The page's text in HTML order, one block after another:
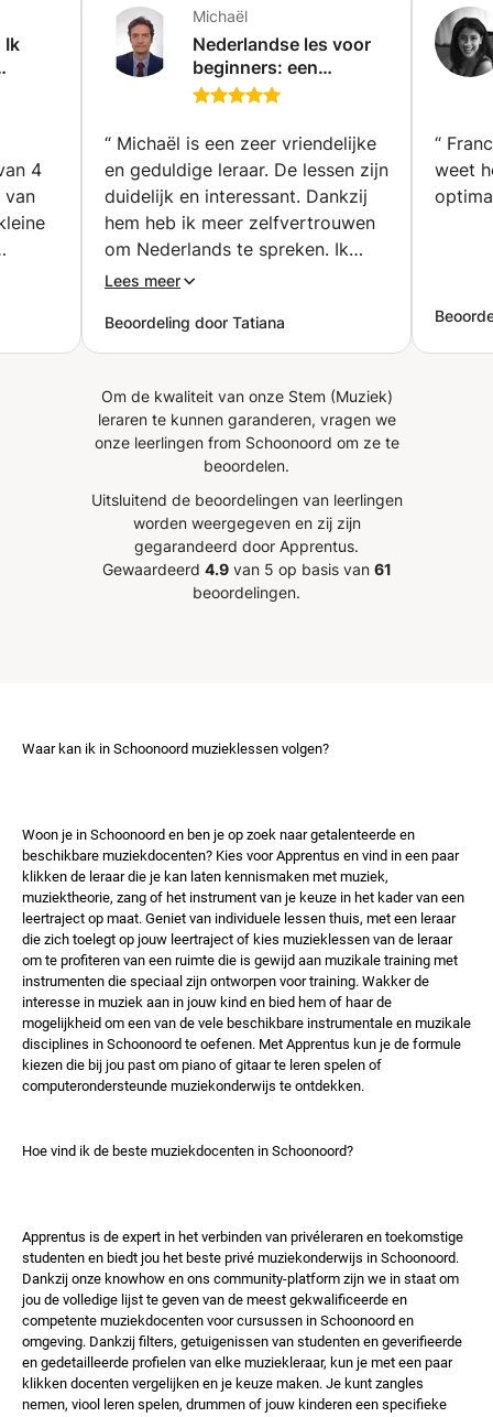
Ik
4
van
Michaël
Nederlandse les voor
beginners: een
eenvoudige en
(Ukkel)
“ Michaël is een zeer vriendelijke
en geduldige leraar. De lessen zijn
duidelijk en interessant. Dankzij
hem heb ik meer zelfvertrouwen
om Nederlands te spreken. Ik
raad zijn lessen zeker aan!
Lees meer
Beoordeling door Tatiana
“
weet
Om de kwaliteit van onze Stem (Muziek)
leraren te kunnen garanderen, vragen we
onze leerlingen from Schoonoord om ze te
beoordelen.
Uitsluitend de beoordelingen van leerlingen
worden weergegeven en zij zijn
gegarandeerd door Apprentus.
Gewaardeerd 4.9van 5 op basis van 61
beoordelingen.
Waar kan ik in Schoonoord muzieklessen volgen?
Woon je in Schoonoord en ben je op zoek naar getalenteerde en
beschikbare muziekdocenten? Kies voor Apprentus en vind in een paar
klikken de leraar die je kan laten kennismaken met muziek,
muziektheorie, zang of het instrument van je keuze in het kader van een
leertraject op maat. Geniet van individuele lessen thuis, met een leraar
die zich toelegt op jouw leertraject of kies muzieklessen van de leraar
om te profiteren van een ruimte die is gewijd aan muzikale training met
instrumenten die speciaal zijn ontworpen voor training. Wakker de
interesse in muziek aan in jouw kind en bied hem of haar de
mogelijkheid om een ​​van de vele beschikbare instrumentale en muzikale
disciplines in Schoonoord te oefenen. Met Apprentus kun je de formule
kiezen die bij jou past om piano of gitaar te leren spelen of
computerondersteunde muziekonderwijs te ontdekken.
Hoe vind ik de beste muziekdocenten in Schoonoord?
Apprentus is de expert in het verbinden van privéleraren en toekomstige
studenten en biedt jou het beste privé muziekonderwijs in Schoonoord.
Dankzij onze knowhow en ons community-platform zijn we in staat om
jou de volledige lijst te geven van de meest gekwalificeerde en
competente muziekdocenten voor cursussen in Schoonoord en
omgeving. Dankzij filters, getuigenissen van studenten en geverifieerde
en gedetailleerde profielen van elke muziekleraar, kun je met een paar
klikken docenten vergelijken en je keuze maken. Je kunt zangles
nemen, viool leren spelen, drummen of jouw kinderen een specifieke